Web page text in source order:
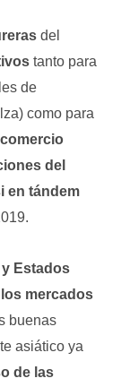
del
tanto para
de
como para
del
en tándem
Estados
mercados
buenas
asiático ya
de las